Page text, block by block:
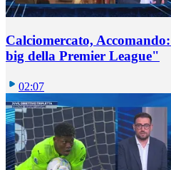
Calciomercato,
big della Premier League"
02:07